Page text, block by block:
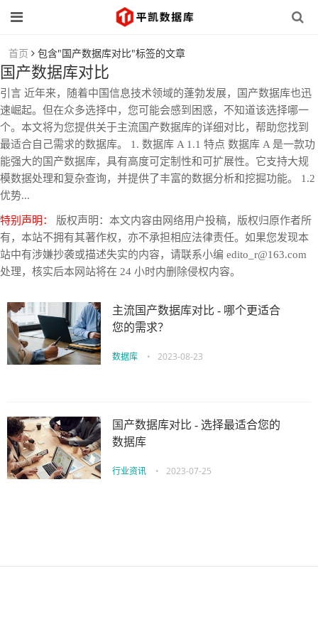
首页 包含"国产数据库对比"标签的文章
国产数据库对比
引言 近年来，随着中国信息技术领域的蓬勃发展，国产数据库也迅
速崛起。但在众多选择中，您可能会感到困惑，不知道该选择哪一
个。本文将为您提供关于主流国产数据库的详细对比，帮助您找到
最适合自己需求的数据库。 1. 数据库 A 1.1 特点 数据库 A 是一款功
能强大的国产数据库，具有高度可定制性和可扩展性。它支持大规
模数据处理和复杂查询，并提供了丰富的数据分析和挖掘功能。 1.2
优势...
特别声明：
版权声明：本文内容由网络用户投稿，版权归原作者所
有，本站不拥有其著作权，亦不承担相应法律责任。如果您发现本
站中有涉嫌抄袭或描述失实的内容，请联系小编 edito_r@163.com
处理，核实后本网站将在 24 小时内删除侵权内容。
主流国产数据库对比 - 哪个更适合
您的需求？
数据库 • 2023-08-23
国产数据库对比 - 选择最适合您的
数据库
行业资讯 • 2023-07-25